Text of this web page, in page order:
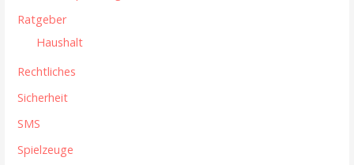
Ratgeber
Haushalt
Rechtliches
Sicherheit
SMS
Spielzeuge